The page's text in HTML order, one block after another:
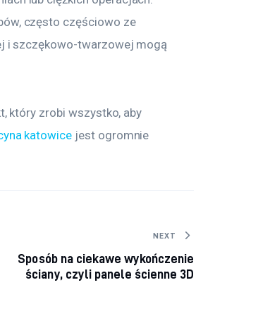
często częściowo ze
i szczękowo-twarzowej mogą
który zrobi wszystko, aby
katowice jest ogromnie
NEXT
Sposób na ciekawe wykończenie
ściany, czyli panele ścienne 3D